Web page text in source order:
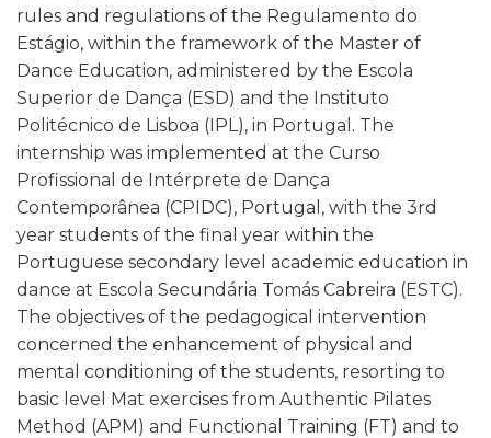
rules and regulations of the Regulamento do
Estágio, within the framework of the Master of
Dance Education, administered by the Escola
Superior de Dança (ESD) and the Instituto
Politécnico de Lisboa (IPL), in Portugal. The
internship was implemented at the Curso
Profissional de Intérprete de Dança
Contemporânea (CPIDC), Portugal, with the 3rd
year students of the final year within the
Portuguese secondary level academic education in
dance at Escola Secundária Tomás Cabreira (ESTC).
The objectives of the pedagogical intervention
concerned the enhancement of physical and
mental conditioning of the students, resorting to
basic level Mat exercises from Authentic Pilates
Method (APM) and Functional Training (FT) and to